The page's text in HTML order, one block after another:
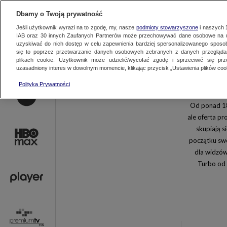
AKTUALNOŚCI
Discovery
TVN Style
TVN Fabuła
Nickelodeon
Paramount
Od ponad
ale oferta
skupiają
początku
dla
Turbo od
Dbamy o Twoją prywatność
Jeśli użytkownik wyrazi na to zgodę, my, nasze podmioty stowarzyszonei naszych
IAB oraz 30innych Zaufanych Partnerów może przechowywać dane osobowe na
uzyskiwać do nich dostęp w celu zapewnienia bardziej spersonalizowanego
się to poprzez przetwarzanie danych osobowych zebranych z danych
plikach cookie. Użytkownik może udzielić/wycofać zgodę i sprzeciwić się
uzasadniony interes w dowolnym momencie, klikając przycisk „Ustawienia plików
Polityka Prywatności